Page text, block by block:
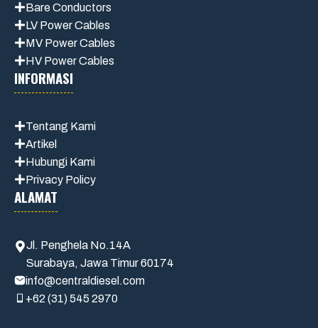
Bare Conductors
LV Power Cables
MV Power Cables
HV Power Cables
INFORMASI
Tentang Kami
Artikel
Hubungi Kami
Privacy Policy
ALAMAT
Jl. Penghela No.14A
Surabaya, Jawa Timur 60174
info@centraldiesel.com
+62 (31) 545 2970